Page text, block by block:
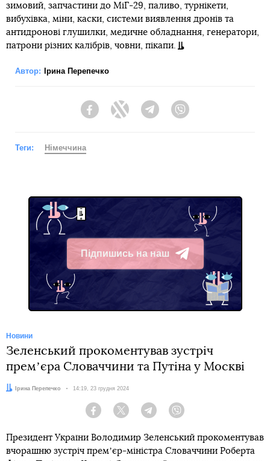
зимовий, запчастини до МіГ-29, паливо, турнікети,
вибухівка, міни, каски, системи виявлення дронів та
антидронові глушилки, медичне обладнання, генератори,
патрони різних калібрів, човни, пікапи.
Автор: Ірина Перепечко
FacebookTwitter Telegram
Теги: Німеччина
Підпишись на наш
Telegram
Новини
Зеленський прокоментував зустріч
премʼєра Словаччини та Путіна у Москві
Автор:Ірина Перепечко Дата:
14:19, 23 грудня 2024
Facebook Twitter Telegram
Президент України Володимир Зеленський прокоментував
вчорашню зустріч премʼєр-міністра Словаччини Роберта